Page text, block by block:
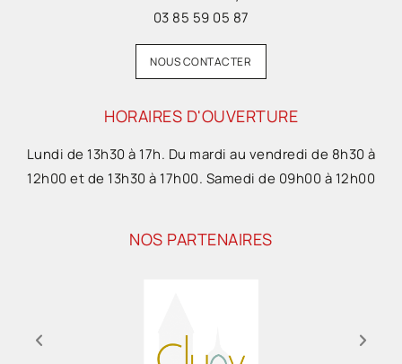
03 85 59 05 87
NOUS CONTACTER
HORAIRES D'OUVERTURE
Lundi de 13h30 à 17h. Du mardi au vendredi de 8h30 à
12h00 et de 13h30 à 17h00. Samedi de 09h00 à 12h00
NOS PARTENAIRES